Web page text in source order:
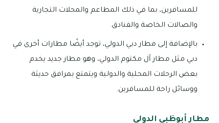
للمسافرين، بما في ذلك المطاعم والمحلات التجارية
والصالات الخاصة والفنادق.
بالإضافة إلى مطار دبي الدولي، توجد أيضًا مطارات أخرى في
دبي مثل مطار آل مكتوم الدولي، وهو مطار جديد يخدم
بعض الرحلات المحلية والدولية ويتمتع بمرافق حديثة
ووسائل راحة للمسافرين.
مطار أبوظبي الدولي